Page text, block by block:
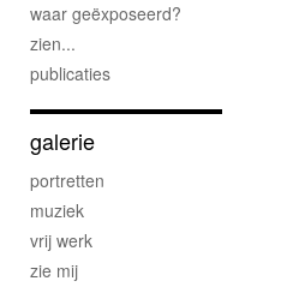
waar geëxposeerd?
zien...
publicaties
galerie
portretten
muziek
vrij werk
zie mij